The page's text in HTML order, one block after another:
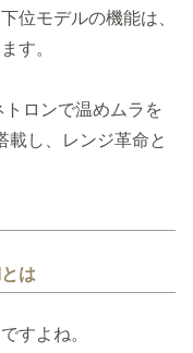
位モデルの機能は、
す。
ロンで温めムラを
載し、レンジ革命と
は
すよね。